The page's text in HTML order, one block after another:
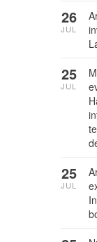
26
JUL
25
JUL
25
JUL